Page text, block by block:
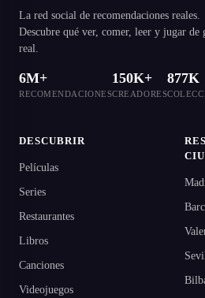
La red social de recomendaciones reales.
Descubre qué ver, comer, leer y jugar de
real.
6M+
RECOMENDACIONES
150K+
CREADORES
877K
DESCUBRIR
Películas
Series
Restaurantes
Libros
Canciones
Videojuegos